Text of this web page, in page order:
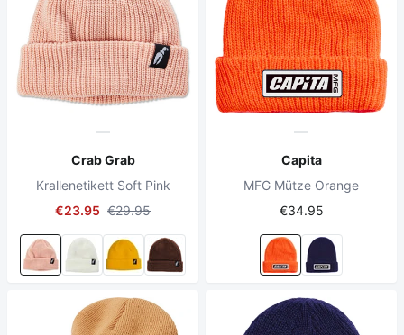
Crab Grab
Krallenetikett Soft Pink
€23.95 €29.95
Capita
MFG Mütze Orange
€34.95